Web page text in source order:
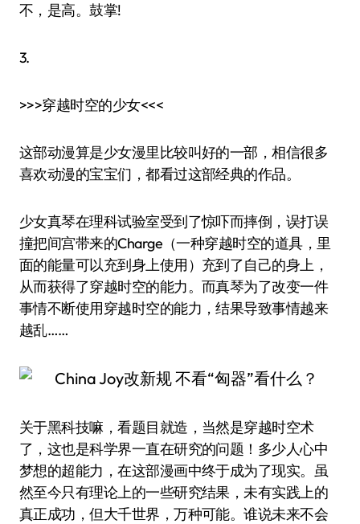
不，是高。鼓掌!
3.
>>>穿越时空的少女<<<
这部动漫算是少女漫里比较叫好的一部，相信很多
喜欢动漫的宝宝们，都看过这部经典的作品。
少女真琴在理科试验室受到了惊吓而摔倒，误打误
撞把间宫带来的Charge（一种穿越时空的道具，里
面的能量可以充到身上使用）充到了自己的身上，
从而获得了穿越时空的能力。而真琴为了改变一件
事情不断使用穿越时空的能力，结果导致事情越来
越乱……
关于黑科技嘛，看题目就造，当然是穿越时空术
了，这也是科学界一直在研究的问题！多少人心中
梦想的超能力，在这部漫画中终于成为了现实。虽
然至今只有理论上的一些研究结果，未有实践上的
真正成功，但大千世界，万种可能。谁说未来不会